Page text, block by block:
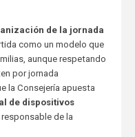
de la jornada
como un modelo que
aunque respetando
por jornada
la Consejería apuesta
de dispositivos
de la